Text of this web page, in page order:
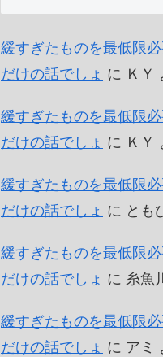
緩すぎたものを最低限
だけの話でしょ に ＫＹ
緩すぎたものを最低限
だけの話でしょ に ＫＹ
緩すぎたものを最低限
だけの話でしょ に とも
緩すぎたものを最低限
だけの話でしょ に 糸魚
緩すぎたものを最低限
だけの話でしょ に アミ